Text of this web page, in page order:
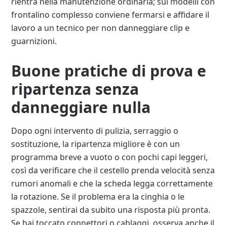
frontalino complesso conviene fermarsi e affidare il
lavoro a un tecnico per non danneggiare clip e
guarnizioni.
Buone pratiche di prova e
ripartenza senza
danneggiare nulla
Dopo ogni intervento di pulizia, serraggio o
sostituzione, la ripartenza migliore è con un
programma breve a vuoto o con pochi capi leggeri,
così da verificare che il cestello prenda velocità senza
rumori anomali e che la scheda legga correttamente
la rotazione. Se il problema era la cinghia o le
spazzole, sentirai da subito una risposta più pronta.